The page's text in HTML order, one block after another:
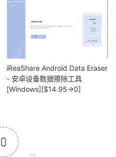
iReaShare Android Data Eraser
- 安卓设备数据擦除工具
[Windows][$14.95→0]
0